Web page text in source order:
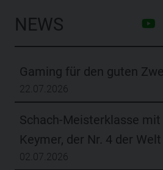
NEWS
Gaming für den guten
22.07.2026
Schach-Meisterklasse
Keymer, der Nr. 4 der Welt
02.07.2026